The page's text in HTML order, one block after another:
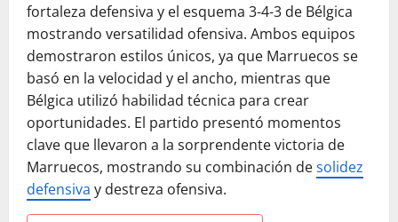
fortaleza defensiva y el esquema 3-4-3 de Bélgica
mostrando versatilidad ofensiva. Ambos equipos
demostraron estilos únicos, ya que Marruecos se
basó en la velocidad y el ancho, mientras que
Bélgica utilizó habilidad técnica para crear
oportunidades. El partido presentó momentos
clave que llevaron a la sorprendente victoria de
Marruecos, mostrando su combinación desolidez
defensiva y destreza ofensiva.